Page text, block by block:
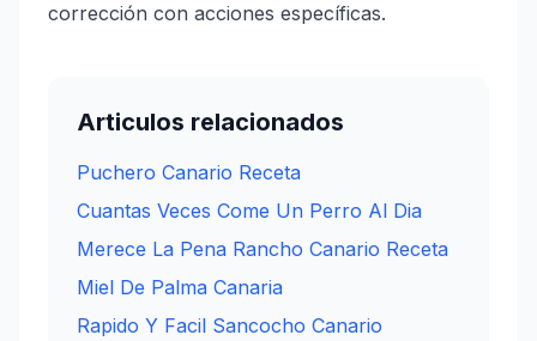
corrección con acciones específicas.
Articulos relacionados
Puchero Canario Receta
Cuantas Veces Come Un Perro Al Dia
Merece La Pena Rancho Canario Receta
Miel De Palma Canaria
Rapido Y Facil Sancocho Canario